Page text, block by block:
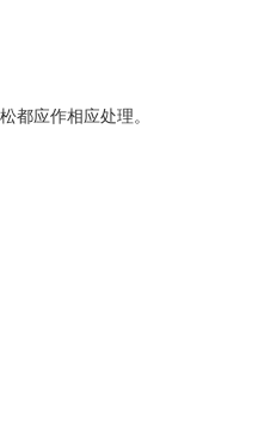
都应作相应处理。